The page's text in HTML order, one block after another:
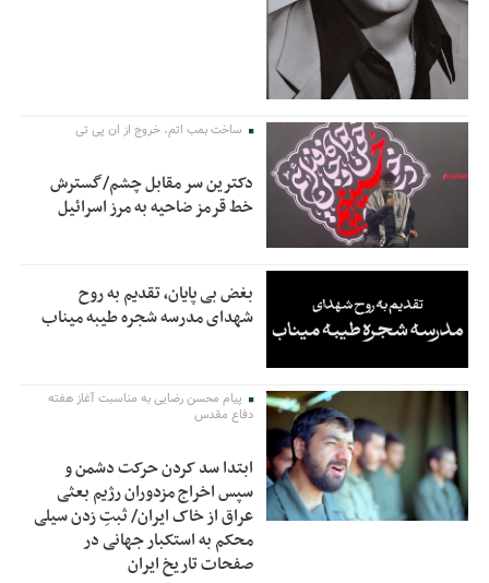
ساخت بمب اتم، خروج از ان پی تی
دکترین سر مقابل چشم/گسترش
خط قرمز ضاحیه به مرز اسرائیل
بغض بی پایان، تقدیم به روح
شهدای مدرسه شجره طیبه میناب
پیام محسن رضایی به مناسبت آغاز هفته
دفاع مقدس
ابتدا سد کردن حرکت دشمن و
سپس اخراج مزدوران رژیم بعثی
عراق از خاک ایران/ ثبتِ زدن سیلی
محکم به استکبار جهانی در
صفحات تاریخ ایران